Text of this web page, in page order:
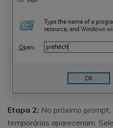
Etapa 2: No próximo
temporários apareceriam.